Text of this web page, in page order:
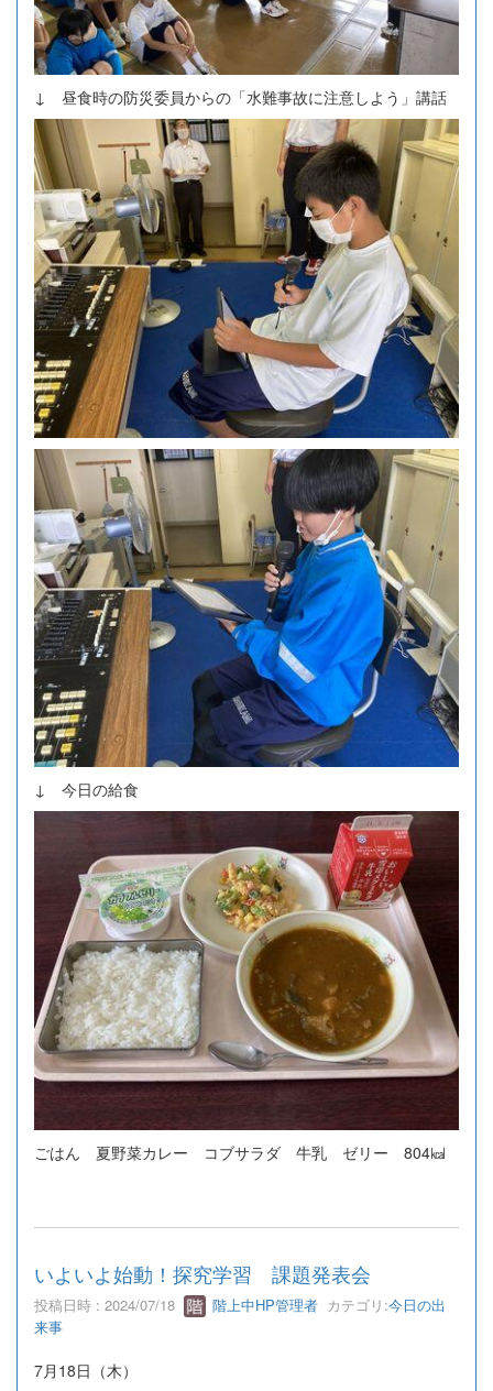
↓ 昼食時の防災委員からの「水難事故に注意しよう」講話
↓ 今日の給食
ごはん 夏野菜カレー コブサラダ 牛乳 ゼリー 804㎉
いよいよ始動！探究学習 課題発表会
投稿日時 : 2024/07/18 階上中HP管理者 カテゴリ:今日の出
来事
7月18日（木）